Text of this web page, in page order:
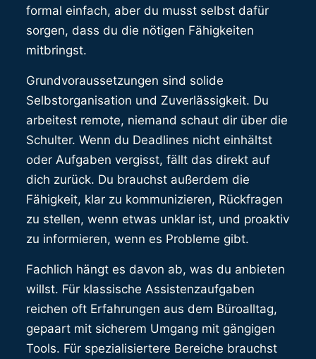
formal einfach, aber du musst selbst dafür
sorgen, dass du die nötigen Fähigkeiten
mitbringst.
Grundvoraussetzungen sind solide
Selbstorganisation und Zuverlässigkeit. Du
arbeitest remote, niemand schaut dir über die
Schulter. Wenn du Deadlines nicht einhältst
oder Aufgaben vergisst, fällt das direkt auf
dich zurück. Du brauchst außerdem die
Fähigkeit, klar zu kommunizieren, Rückfragen
zu stellen, wenn etwas unklar ist, und proaktiv
zu informieren, wenn es Probleme gibt.
Fachlich hängt es davon ab, was du anbieten
willst. Für klassische Assistenzaufgaben
reichen oft Erfahrungen aus dem Büroalltag,
gepaart mit sicherem Umgang mit gängigen
Tools. Für spezialisiertere Bereiche brauchst